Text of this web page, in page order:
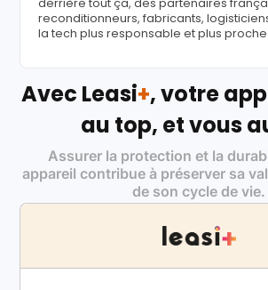
derrière tout ça, des partenaires
reconditionneurs, fabricants,
la tech plus responsable et plus
Avec Leasi+, votre
au top, et vous
Assurer la protection et la
appareil contribue à préserver sa
de son cycle de vie.